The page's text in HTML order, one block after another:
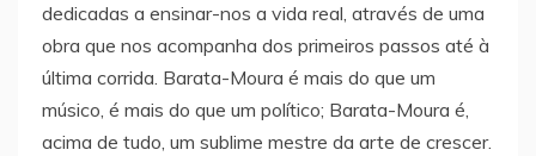
dedicadas a ensinar-nos a vida real, através de uma
obra que nos acompanha dos primeiros passos até à
última corrida. Barata-Moura é mais do que um
músico, é mais do que um político; Barata-Moura é,
acima de tudo, um sublime mestre da arte de crescer.